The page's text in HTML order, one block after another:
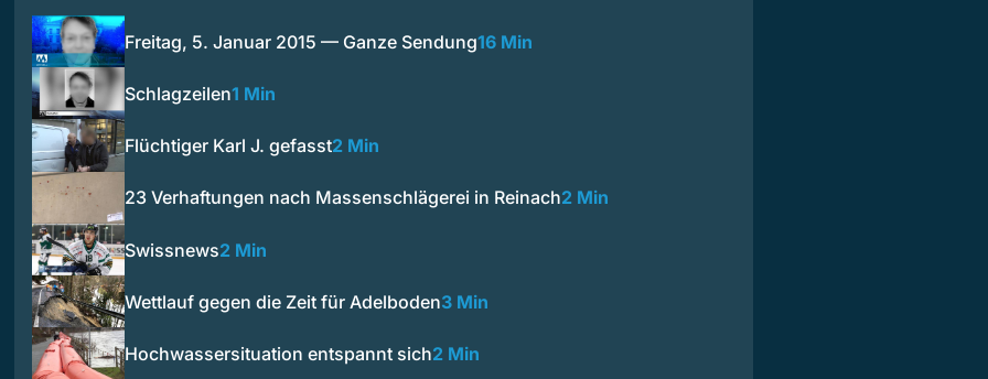
Freitag, 5. Januar 2015 — Ganze Sendung16 Min
Schlagzeilen1 Min
Flüchtiger Karl J. gefasst2 Min
23 Verhaftungen nach Massenschlägerei in Reinach2 Min
Swissnews2 Min
Wettlauf gegen die Zeit für Adelboden3 Min
Hochwassersituation entspannt sich2 Min